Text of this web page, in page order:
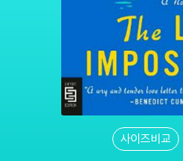
사이즈비교